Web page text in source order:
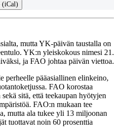
(iCal)
mutta YK-päivän taustalla on
YK:n yleiskokous nimesi 21.
ja FAO johtaa päivän viettoa.
perheelle pääasiallinen elinkeino,
FAO korostaa
sitä, että teekaupan hyötyjen
FAO:n mukaan tee
mutta ala tukee yli 13 miljoonan
tuottavat noin 60 prosenttia